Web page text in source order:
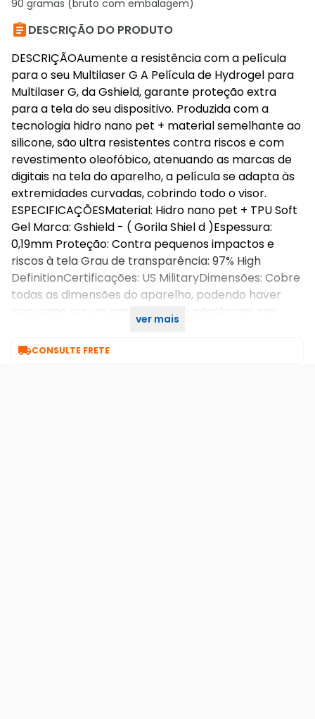
90 gramas (bruto com embalagem)
DESCRIÇÃO DO PRODUTO
DESCRIÇÃOAumente a resistência com a película
para o seu Multilaser G A Película de Hydrogel para
Multilaser G, da Gshield, garante proteção extra
para a tela do seu dispositivo. Produzida com a
tecnologia hidro nano pet + material semelhante ao
silicone, são ultra resistentes contra riscos e com
revestimento oleofóbico, atenuando as marcas de
digitais na tela do aparelho, a película se adapta às
extremidades curvadas, cobrindo todo o visor.
ESPECIFICAÇÕESMaterial: Hidro nano pet + TPU Soft
Gel Marca: Gshield - ( Gorila Shiel d )Espessura:
0,19mm Proteção: Contra pequenos impactos e
riscos à tela Grau de transparência: 97% High
DefinitionCertificações: US MilitaryDimensões: Cobre
todas as dimensões do aparelho, podendo haver
pequenos recuos para melhor a aderências nas
ver mais
CONSULTE FRETE